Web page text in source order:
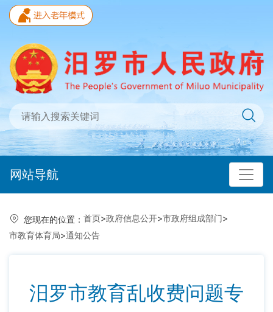
网站导航
您现在的位置： 首页>政府信息公开>市政府组成部门>
市教育体育局>通知公告
汨罗市教育乱收费问题专